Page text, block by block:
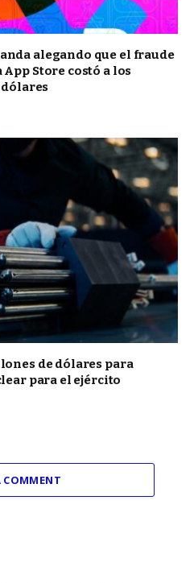
alegando que el fraude
Store costó a los
de dólares para
para el ejército
COMMENT